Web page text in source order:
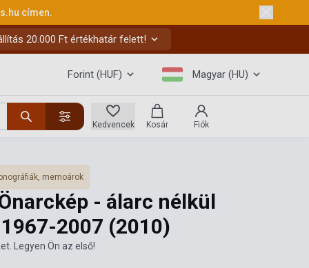
címen.
20.000 Ft értékhatár felett!
Forint (HUF) Magyar (HU)
Kedvencek Kosár Fiók
memoárok
- álarc nélkül
2007 (2010)
Legyen Ön az első!